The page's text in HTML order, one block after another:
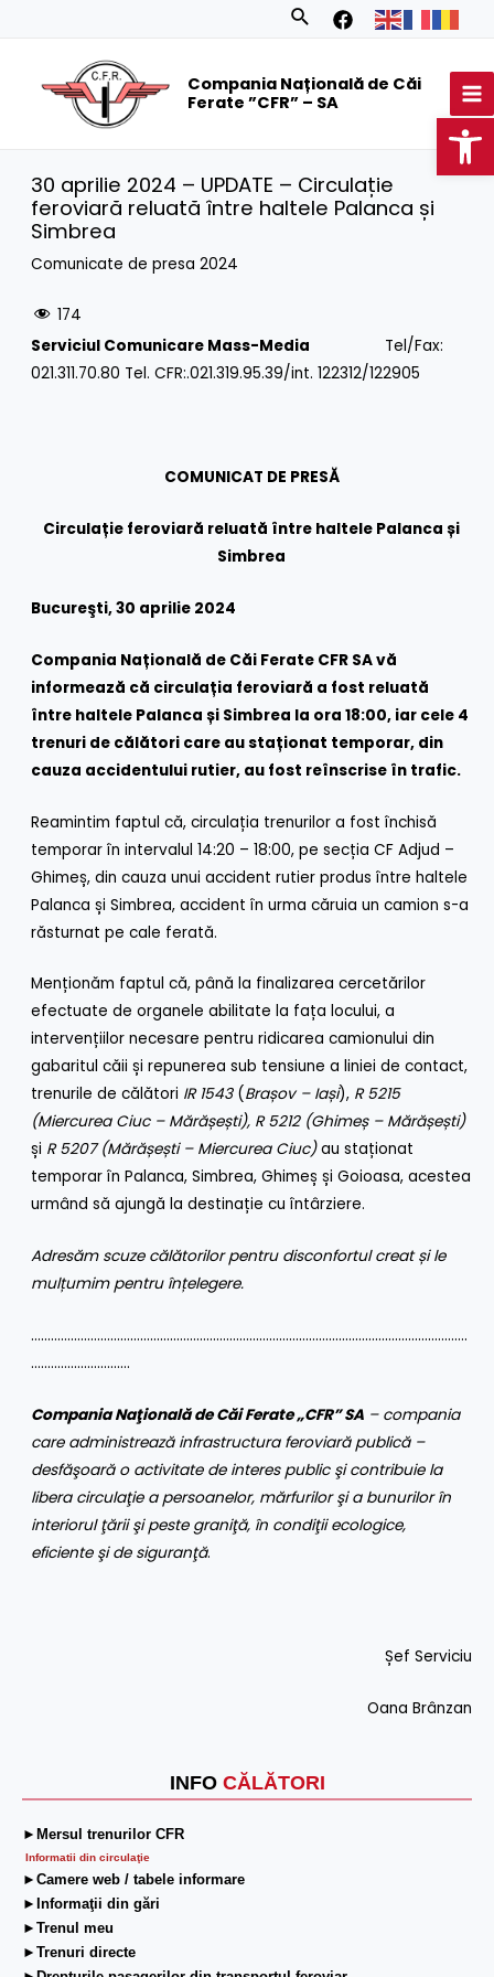
Search
Compania Națională de Căi
Ferate ”CFR” – SA
INFO CĂLĂTORI
►Mersul trenurilor CFR
Informatii din circulaţie
►Camere web / tabele informare
►Informaţii din gări
►Trenul meu
►Trenuri directe
30 aprilie 2024 – UPDATE – Circulație
feroviară reluată între haltele Palanca și
Simbrea
Comunicate de presa 2024
174
Serviciul Comunicare Mass-Media Tel/Fax:
021.311.70.80 Tel. CFR:.021.319.95.39/int. 122312/122905
COMUNICAT DE PRESĂ
Circulație feroviară reluată între haltele Palanca și
Simbrea
Bucureşti, 30 aprilie 2024
Compania Națională de Căi Ferate CFR SA vă
informează că circulația feroviară a fost reluată
între haltele Palanca și Simbrea la ora 18:00, iar cele 4
trenuri de călători care au staționat temporar, din
cauza accidentului rutier, au fost reînscrise în trafic.
Reamintim faptul că, circulația trenurilor a fost închisă
temporar în intervalul 14:20 – 18:00, pe secția CF Adjud –
Ghimeș, din cauza unui accident rutier produs între haltele
Palanca și Simbrea, accident în urma căruia un camion s-a
răsturnat pe cale ferată.
Menționăm faptul că, până la finalizarea cercetărilor
efectuate de organele abilitate la fața locului, a
intervențiilor necesare pentru ridicarea camionului din
gabaritul căii și repunerea sub tensiune a liniei de contact,
trenurile de călători IR 1543(Brașov – Iași), R 5215
(Miercurea Ciuc – Mărășești), R 5212 (Ghimeș – Mărășești)
și R 5207 (Mărășești – Miercurea Ciuc)au staționat
temporar în Palanca, Simbrea, Ghimeș și Goioasa, acestea
urmând să ajungă la destinație cu întârziere.
Adresăm scuze călătorilor pentru disconfortul creat și le
mulțumim pentru înțelegere.
……………………………………………………………………………………………………………………
…………………………
Compania Naţională de Căi Ferate „CFR” SA – compania
care administrează infrastructura feroviară publică –
desfăşoară o activitate de interes public şi contribuie la
libera circulaţie a persoanelor, mărfurilor şi a bunurilor în
interiorul ţării şi peste graniţă, în condiţii ecologice,
eficiente şi de siguranţă.
Șef Serviciu
Oana Brânzan